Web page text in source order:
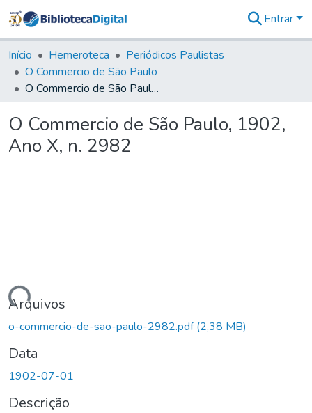
&
Coleções
Tudo na
Biblioteca
Estatísticas
Entrar
Início Hemeroteca
Periódicos Paulistas
O Commercio de São Paulo
O Commercio de São Paulo, 1902, Ano X, n. 2982
O Commercio de São Paulo, 1902,
Ano X, n. 2982
Arquivos
o-commercio-de-sao-paulo-2982.pdf(2,38 MB)
Data
1902-07-01
Descrição